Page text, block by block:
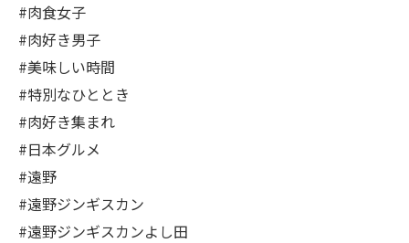
#肉食女子
#肉好き男子
#美味しい時間
#特別なひととき
#肉好き集まれ
#日本グルメ
#遠野
#遠野ジンギスカン
#遠野ジンギスカンよし田